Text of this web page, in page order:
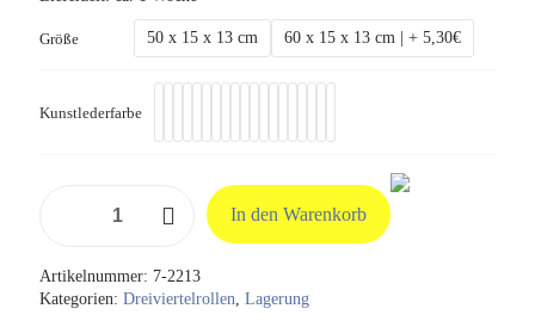
Größe 50 x 15 x 13 cm 60 x 15 x 13 cm | + 5,30€
Kunstlederfarbe
x
13
In den Warenkorb
Artikelnummer: 7-2213
Kategorien: Dreiviertelrollen, Lagerung